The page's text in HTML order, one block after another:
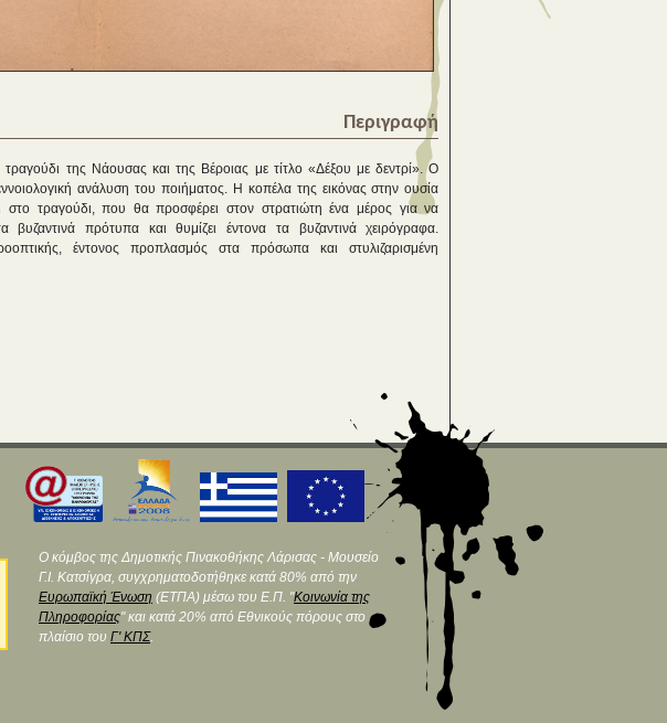
Περιγραφή
τραγούδι της Νάουσας και της Βέροιας με τίτλο «Δέξου με δεντρί». Ο
ανάλυση του ποιήματος. Η κοπέλα της εικόνας στην ουσία
στο τραγούδι, που θα προσφέρει στον στρατιώτη ένα μέρος για να
πρότυπα και θυμίζει έντονα τα βυζαντινά χειρόγραφα.
έντονος προπλασμός στα πρόσωπα και στυλιζαρισμένη
Ο κόμβος της Δημοτικής Πινακοθήκης Λάρισας - Μουσείο
Γ.Ι. Κατσίγρα, συγχρηματοδοτήθηκε κατά 80% από την
Ευρωπαϊκή Ένωση (ΕΤΠΑ) μέσω του Ε.Π. "Κοινωνία της
Πληροφορίας" και κατά 20% από Εθνικούς πόρους στο
πλαίσιο του Γ' ΚΠΣ.